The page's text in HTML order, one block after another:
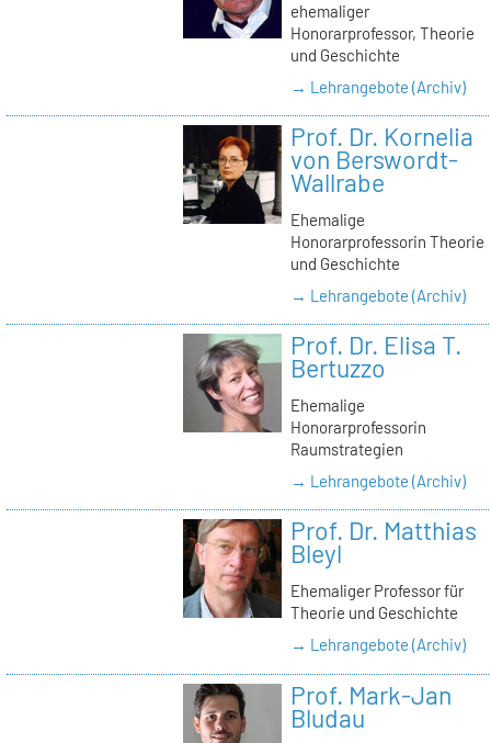
ehemaliger
Honorarprofessor, Theorie
und Geschichte
→ Lehrangebote (Archiv)
Prof. Dr. Kornelia
von Berswordt-
Wallrabe
Ehemalige
Honorarprofessorin Theorie
und Geschichte
→ Lehrangebote (Archiv)
Prof. Dr. Elisa T.
Bertuzzo
Ehemalige
Honorarprofessorin
Raumstrategien
→ Lehrangebote (Archiv)
Prof. Dr. Matthias
Bleyl
Ehemaliger Professor für
Theorie und Geschichte
→ Lehrangebote (Archiv)
Prof. Mark-Jan
Bludau